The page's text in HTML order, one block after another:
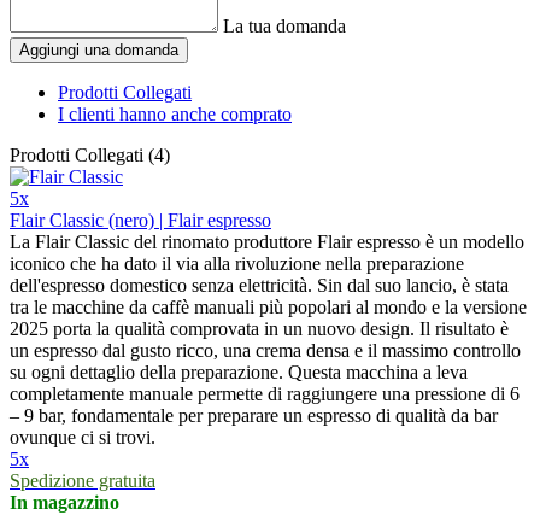
La tua domanda
Aggiungi una domanda
Prodotti Collegati
I clienti hanno anche comprato
Prodotti Collegati (4)
5x
Flair Classic (nero) | Flair espresso
La Flair Classic del rinomato produttore Flair espresso è un modello
iconico che ha dato il via alla rivoluzione nella preparazione
dell'espresso domestico senza elettricità. Sin dal suo lancio, è stata
tra le macchine da caffè manuali più popolari al mondo e la versione
2025 porta la qualità comprovata in un nuovo design. Il risultato è
un espresso dal gusto ricco, una crema densa e il massimo controllo
su ogni dettaglio della preparazione. Questa macchina a leva
completamente manuale permette di raggiungere una pressione di 6
– 9 bar, fondamentale per preparare un espresso di qualità da bar
ovunque ci si trovi.
5x
Spedizione gratuita
In magazzino